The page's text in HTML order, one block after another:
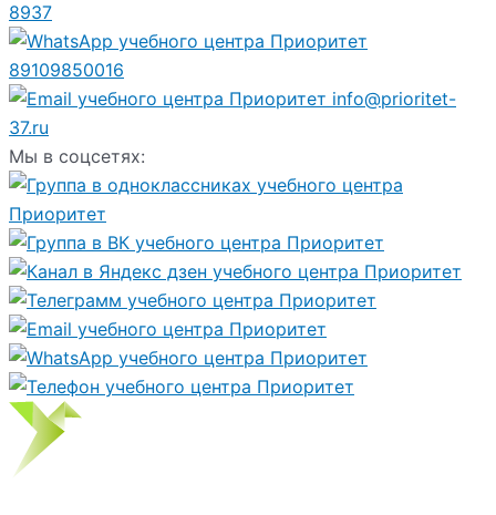
8937
89109850016
info@prioritet-
37.ru
Мы в соцсетях: